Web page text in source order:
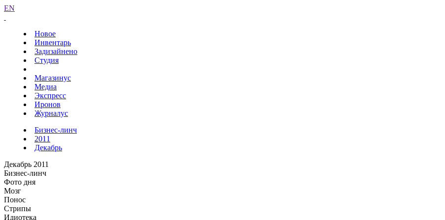
EN
Новое
Инвентарь
Задизайнено
Студия
Магазинус
Медиа
Экспресс
Иронов
Журналус
Бизнес-линч
2011
Декабрь
Декабрь 2011
Бизнес-линч
Фото дня
Мозг
Понос
Стрипы
Идиотека